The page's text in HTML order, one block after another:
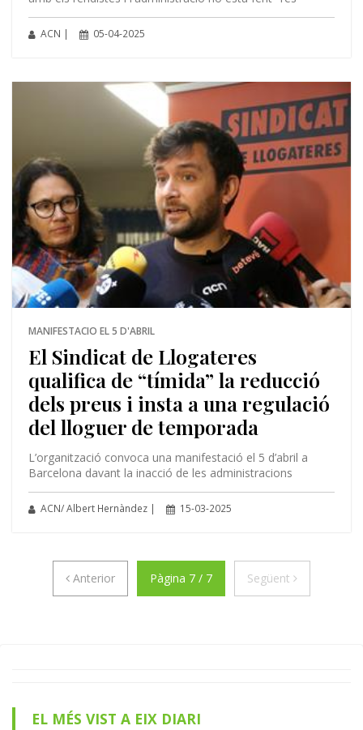
ACN | 05-04-2025
MANIFESTACIO EL 5 D'ABRIL
El Sindicat de Llogateres
qualifica de “tímida” la reducció
dels preus i insta a una regulació
del lloguer de temporada
L’organització convoca una manifestació el 5 d’abril a
Barcelona davant la inacció de les administracions
ACN/ Albert Hernàndez | 15-03-2025
AnteriorAnteriorPàgina 7 / 7 Següent
EL MÉS VIST A EIX DIARI